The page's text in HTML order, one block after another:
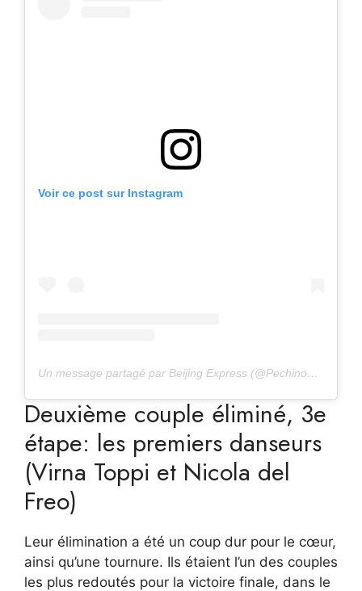
Voir ce post sur Instagram
Un message partagé par Beijing Express (@PechinoExpress)
Deuxième couple éliminé, 3e
étape: les premiers danseurs
(Virna Toppi et Nicola del
Freo)
Leur élimination a été un coup dur pour le cœur,
ainsi qu’une tournure. Ils étaient l’un des couples
les plus redoutés pour la victoire finale, dans le